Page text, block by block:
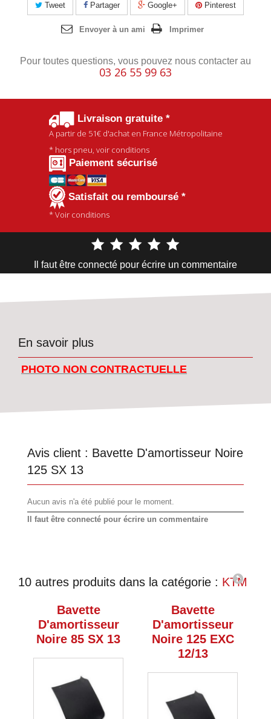
Tweet Partager Google+ Pinterest
Envoyer à un ami Imprimer
Pour toutes questions, vous pouvez nous contacter au
03 26 55 99 63
Livraison gratuite *
A partir de 51€d'achat en France Métropolitaine
* hors pneu, voir conditions
Paiement sécurisé
Satisfait ou remboursé *
* Voir conditions
Il faut être connecté pour écrire un commentaire
En savoir plus
PHOTO NON CONTRACTUELLE
Avis client : Bavette D'amortisseur Noire
125 SX 13
Aucun avis n'a été publié pour le moment.
Il faut être connecté pour écrire un commentaire
10 autres produits dans la catégorie : KTM
Bavette
D'amortisseur
Noire 85 SX 13
Bavette
D'amortisseur
Noire 125 EXC
12/13